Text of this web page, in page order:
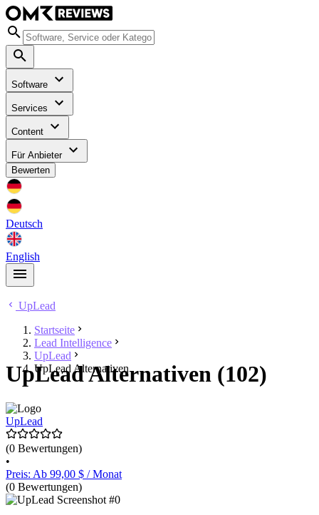
Software
Services
Content
Für Anbieter
Bewerten
Deutsch
English
UpLead
Startseite
Lead Intelligence
UpLead
UpLead Alternativen
UpLead Alternativen (102)
UpLead
(0 Bewertungen)
•
Preis: Ab 99,00 $ / Monat
(0 Bewertungen)